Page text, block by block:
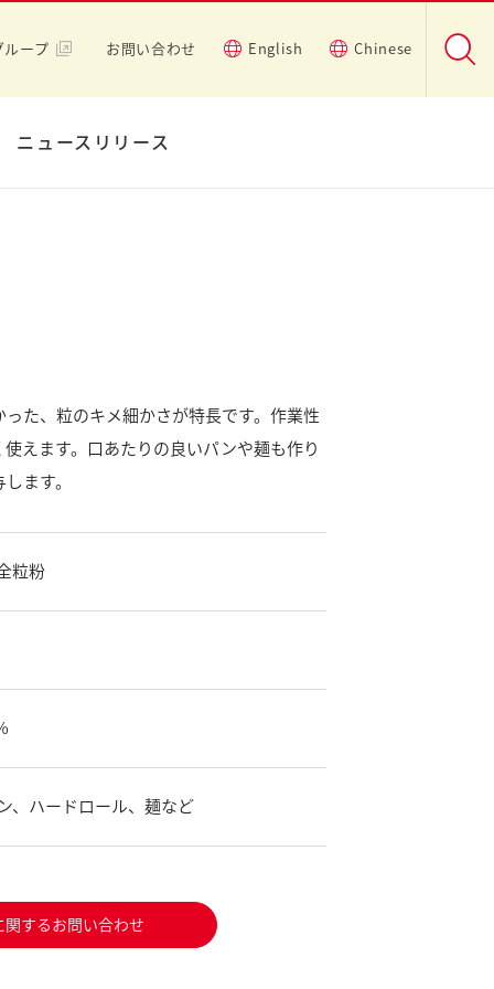
ープ お問い合わせ English Chinese
ニュースリリース
た、粒のキメ細かさが特長です。作業性
えます。口あたりの良いパンや麺も作り
ます。
粒粉
、ハードロール、麺など
関するお問い合わせ